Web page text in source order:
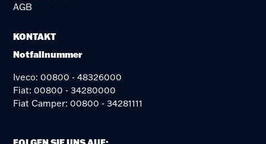
AGB
KONTAKT
Notfallnummer
Iveco: 00800 - 48326000
Fiat: 00800 - 34280000
Fiat Camper: 00800 - 34281111